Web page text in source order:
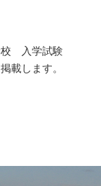
校 入学試験
載します。